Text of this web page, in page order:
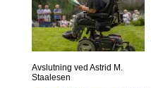
Avslutning ved Astrid M.
Staalesen